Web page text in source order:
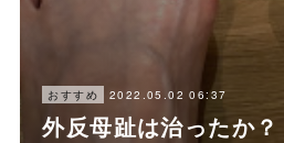
おすすめ 2022.05.02 06:37
外反母趾は治ったか？